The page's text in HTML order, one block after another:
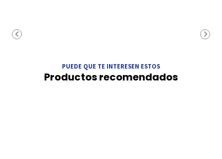
PUEDE QUE TE INTERESEN ESTOS
Productos recomendados